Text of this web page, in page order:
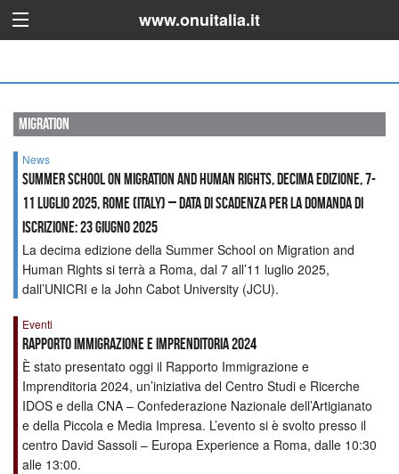
www.onuitalia.it
migration
News
Summer School on Migration and Human Rights, Decima edizione, 7-
11 luglio 2025, Rome (Italy) – Data di scadenza per la domanda di
iscrizione: 23 giugno 2025
La decima edizione della Summer School on Migration and
Human Rights si terrà a Roma, dal 7 all’11 luglio 2025,
dall’UNICRI e la John Cabot University (JCU).
Eventi
Rapporto Immigrazione e Imprenditoria 2024
È stato presentato oggi il Rapporto Immigrazione e
Imprenditoria 2024, un’iniziativa del Centro Studi e Ricerche
IDOS e della CNA – Confederazione Nazionale dell’Artigianato
e della Piccola e Media Impresa. L’evento si è svolto presso il
centro David Sassoli – Europa Experience a Roma, dalle 10:30
alle 13:00.